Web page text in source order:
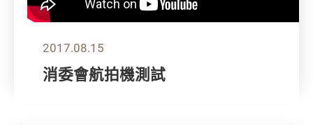
2017.08.15
消委會航拍機測試